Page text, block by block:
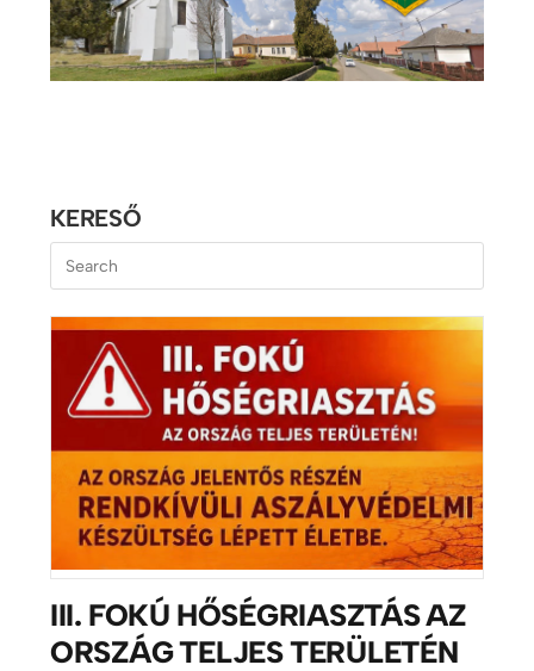
KERESŐ
III. FOKÚ HŐSÉGRIASZTÁS AZ
ORSZÁG TELJES TERÜLETÉN